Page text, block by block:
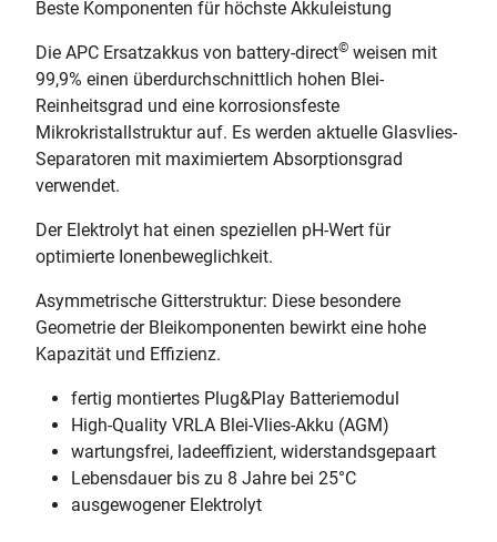
Beste Komponenten für höchste Akkuleistung
Die APC Ersatzakkus von battery-direct© weisen mit
99,9% einen überdurchschnittlich hohen Blei-
Reinheitsgrad und eine korrosionsfeste
Mikrokristallstruktur auf. Es werden aktuelle Glasvlies-
Separatoren mit maximiertem Absorptionsgrad
verwendet.
Der Elektrolyt hat einen speziellen pH-Wert für
optimierte Ionenbeweglichkeit.
Asymmetrische Gitterstruktur: Diese besondere
Geometrie der Bleikomponenten bewirkt eine hohe
Kapazität und Effizienz.
fertig montiertes Plug&Play Batteriemodul
High-Quality VRLA Blei-Vlies-Akku (AGM)
wartungsfrei, ladeeffizient, widerstandsgepaart
Lebensdauer bis zu 8 Jahre bei 25°C
ausgewogener Elektrolyt